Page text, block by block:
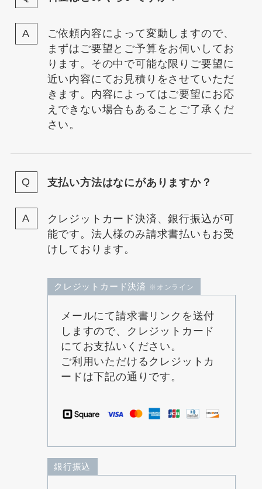
ご依頼内容によって変動しますので、
まずはご要望とご予算をお伺いしてお
ります。その中で可能な限りご要望に
近い内容にてお見積りをさせていただ
きます。内容によってはご要望にお応
えできない場合もあることご了承くだ
さい。
支払い方法はなにがありますか？
クレジットカード決済、銀行振込が可
能です。法人様のみ請求書払いもお受
けしております。
クレジットカード決済 ※オンライン
メールにて請求書リンクを送付
しますので、クレジットカード
にてお支払いください。
ご利用いただけるクレジットカ
ードは下記の通りです。
銀行振込